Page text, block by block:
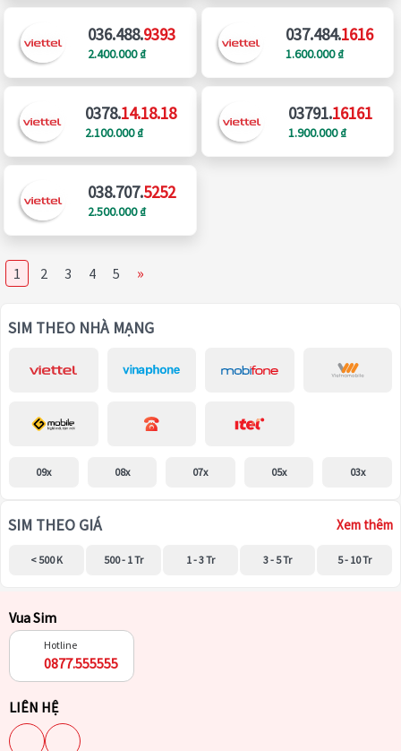
036.488.9393
2.400.000 ₫
037.484.1616
1.600.000 ₫
0378.14.18.18
2.100.000 ₫
03791.16161
1.900.000 ₫
038.707.5252
2.500.000 ₫
1 2 3 4 5 »
SIM THEO NHÀ MẠNG
09x 08x 07x 05x 03x
SIM THEO GIÁ Xem thêm
< 500 K 500 - 1 Tr 1 - 3 Tr 3 - 5 Tr 5 - 10 Tr
Vua Sim
Hotline
0877.555555
LIÊN HỆ